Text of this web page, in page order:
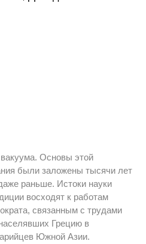
вакуума. Основы этой
были заложены тысячи лет
раньше. Истоки науки
восходят к работам
связанным с трудами
Грецию в
Южной Азии.